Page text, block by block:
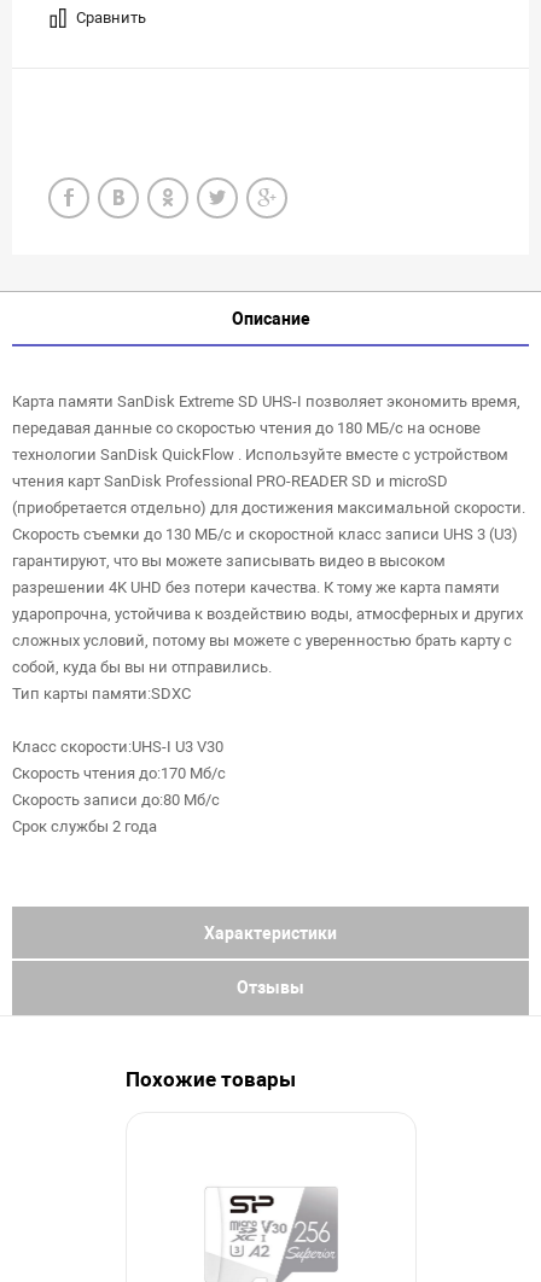
Сравнить
Описание
Карта памяти SanDisk Extreme SD UHS-I позволяет экономить время,
передавая данные со скоростью чтения до 180 МБ/с на основе
технологии SanDisk QuickFlow . Используйте вместе с устройством
чтения карт SanDisk Professional PRO-READER SD и microSD
(приобретается отдельно) для достижения максимальной скорости.
Скорость съемки до 130 МБ/с и скоростной класс записи UHS 3 (U3)
гарантируют, что вы можете записывать видео в высоком
разрешении 4K UHD без потери качества. К тому же карта памяти
ударопрочна, устойчива к воздействию воды, атмосферных и других
сложных условий, потому вы можете с уверенностью брать карту с
собой, куда бы вы ни отправились.
Тип карты памяти:SDXC
Класс скорости:UHS-I U3 V30
Скорость чтения до:170 Мб/с
Скорость записи до:80 Мб/с
Срок службы 2 года
Характеристики
Отзывы
Похожие товары